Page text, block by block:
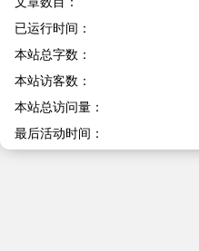
已运行时间：
本站总字数：
本站访客数：
本站总访问量：
最后活动时间：